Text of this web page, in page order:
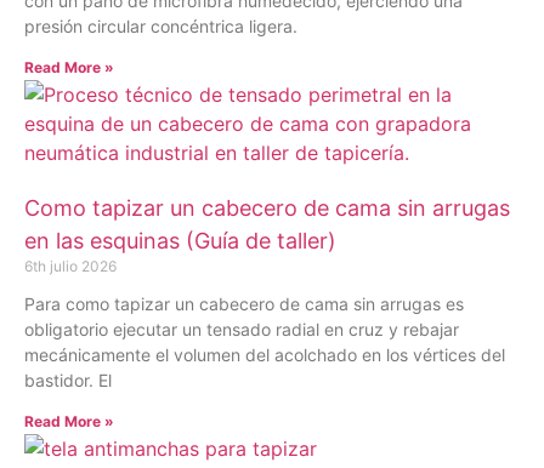
presión circular concéntrica ligera.
Read More »
Como tapizar un cabecero de cama sin arrugas
en las esquinas (Guía de taller)
6th julio 2026
Para como tapizar un cabecero de cama sin arrugas es
obligatorio ejecutar un tensado radial en cruz y rebajar
mecánicamente el volumen del acolchado en los vértices del
bastidor. El
Read More »